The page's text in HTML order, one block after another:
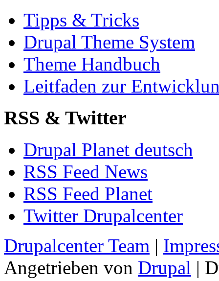
Tipps & Tricks
Drupal Theme System
Theme Handbuch
Leitfaden zur
RSS & Twitter
Drupal Planet deutsch
RSS Feed News
RSS Feed Planet
Twitter Drupalcenter
Drupalcenter Team |
Angetrieben von Drupal |